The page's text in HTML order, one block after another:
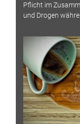
Pflicht im
und Drogen